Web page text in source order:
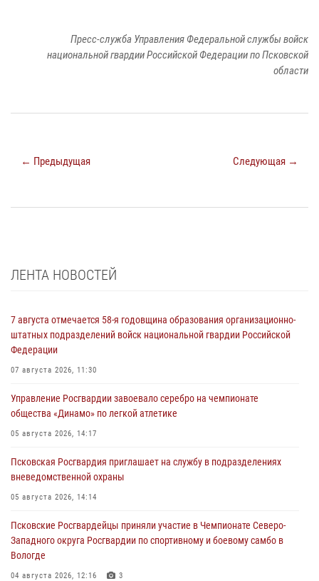
Пресс-служба Управления Федеральной службы войск
национальной гвардии Российской Федерации по Псковской
области
← Предыдущая Следующая →
ЛЕНТА НОВОСТЕЙ
7 августа отмечается 58-я годовщина образования организационно-
штатных подразделений войск национальной гвардии Российской
Федерации
07 августа 2026, 11:30
Управление Росгвардии завоевало серебро на чемпионате
общества «Динамо» по легкой атлетике
05 августа 2026, 14:17
Псковская Росгвардия приглашает на службу в подразделениях
вневедомственной охраны
05 августа 2026, 14:14
Псковские Росгвардейцы приняли участие в Чемпионате Северо-
Западного округа Росгвардии по спортивному и боевому самбо в
Вологде
04 августа 2026, 12:16 3